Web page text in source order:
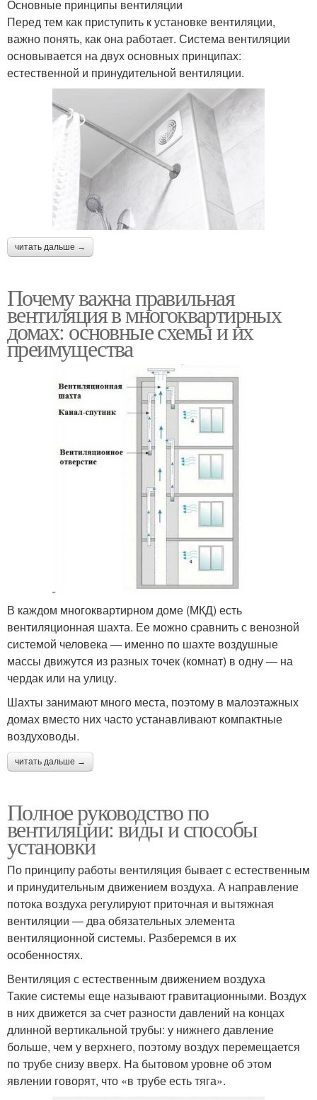
Основные принципы вентиляции
Перед тем как приступить к установке вентиляции,
важно понять, как она работает. Система вентиляции
основывается на двух основных принципах:
естественной и принудительной вентиляции.
читать дальше →
Почему важна правильная
вентиляция в многоквартирных
домах: основные схемы и их
преимущества
В каждом многоквартирном доме (МКД) есть
вентиляционная шахта. Ее можно сравнить с венозной
системой человека — именно по шахте воздушные
массы движутся из разных точек (комнат) в одну — на
чердак или на улицу.
Шахты занимают много места, поэтому в малоэтажных
домах вместо них часто устанавливают компактные
воздуховоды.
читать дальше →
Полное руководство по
вентиляции: виды и способы
установки
По принципу работы вентиляция бывает с естественным
и принудительным движением воздуха. А направление
потока воздуха регулируют приточная и вытяжная
вентиляции — два обязательных элемента
вентиляционной системы. Разберемся в их
особенностях.
Вентиляция с естественным движением воздуха
Такие системы еще называют гравитационными. Воздух
в них движется за счет разности давлений на концах
длинной вертикальной трубы: у нижнего давление
больше, чем у верхнего, поэтому воздух перемещается
по трубе снизу вверх. На бытовом уровне об этом
явлении говорят, что «в трубе есть тяга».